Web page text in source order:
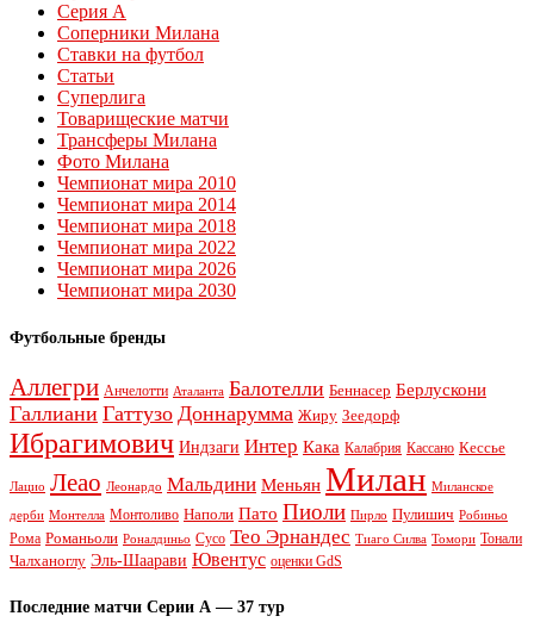
Серия А
Соперники Милана
Ставки на футбол
Статьи
Суперлига
Товарищеские матчи
Трансферы Милана
Фото Милана
Чемпионат мира 2010
Чемпионат мира 2014
Чемпионат мира 2018
Чемпионат мира 2022
Чемпионат мира 2026
Чемпионат мира 2030
Футбольные бренды
Аллегри Анчелотти Аталанта Балотелли Беннасер Берлускони
Галлиани Гаттузо Доннарумма Жиру Зеедорф
Ибрагимович Индзаги Интер Кака Калабрия Кассано Кессье
Лацио Леао Леонардо Мальдини Меньян Милан Миланское
дерби Монтелла Монтоливо Наполи Пато Пиоли Пирло Пулишич Робиньо
Рома Романьоли Роналдиньо Сусо Тео Эрнандес Тиаго Силва Томори Тонали
Чалханоглу Эль-Шаарави Ювентус оценки GdS
Последние матчи Серии А — 37 тур